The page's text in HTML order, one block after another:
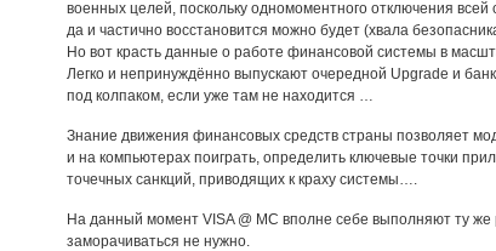
военных целей, поскольку одномоментного отключения всей
да и частично восстановится можно будет (хвала
Но вот красть данные о работе финансовой системы в
Легко и непринуждённо выпускают очередной Upgrade и
под колпаком, если уже там не находится …
Знание движения финансовых средств страны позволяет
и на компьютерах поиграть, определить ключевые точки
точечных санкций, приводящих к краху системы….
На данный момент VISA @ MC вполне себе выполняют ту
заморачиваться не нужно.